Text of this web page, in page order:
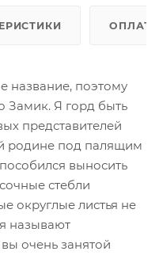
название, поэтому
Замик. Я горд быть
представителей
родине под палящим
выносить
стебли
округлые листья не
называют
очень занятой